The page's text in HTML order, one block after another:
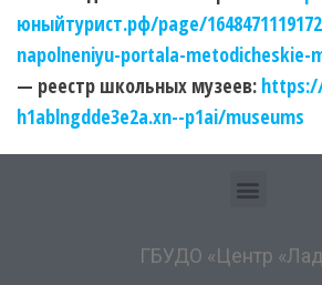
юныйтурист.рф/page/
napolneniyu-portala-metodicheskie-
— реестр школьных музеев:
h1ablngdde3e2a.xn--p1ai/museums
ГБУДО «Центр